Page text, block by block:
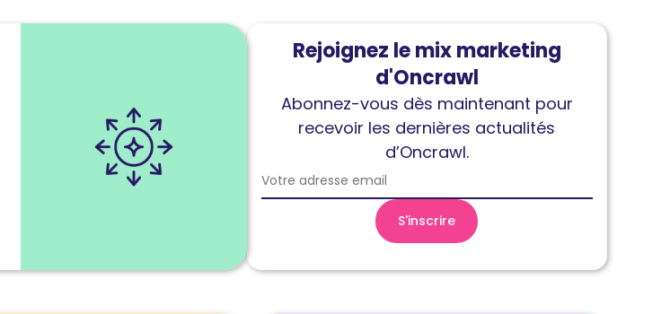
Rejoignez le mix marketing
d'Oncrawl
Abonnez-vous dès maintenant pour
recevoir les dernières actualités
d’Oncrawl.